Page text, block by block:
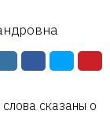
сказаны о